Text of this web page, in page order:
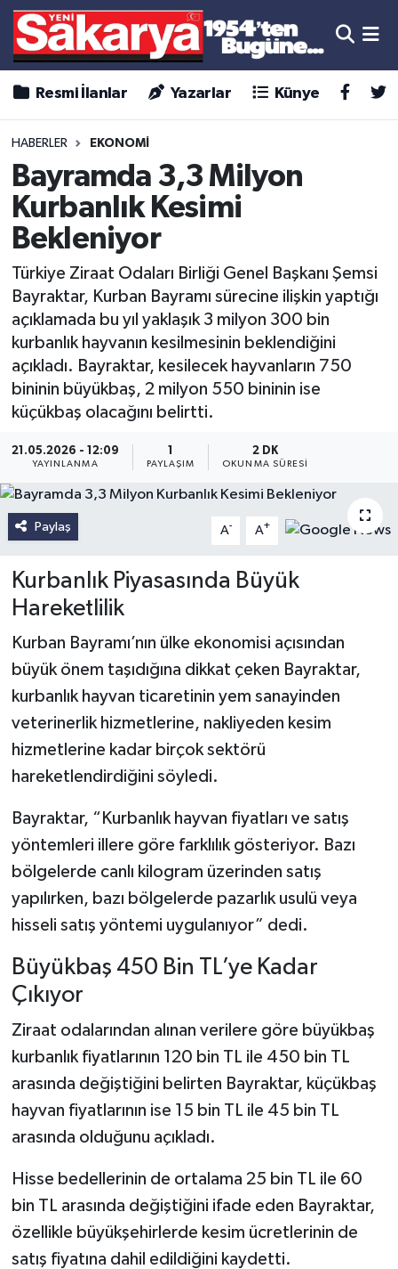
Resmi İlanlar Yazarlar Künye
HABERLER EKONOMİ
Bayramda 3,3 Milyon
Kurbanlık Kesimi
Bekleniyor
Türkiye Ziraat Odaları Birliği Genel Başkanı Şemsi
Bayraktar, Kurban Bayramı sürecine ilişkin yaptığı
açıklamada bu yıl yaklaşık 3 milyon 300 bin
kurbanlık hayvanın kesilmesinin beklendiğini
açıkladı. Bayraktar, kesilecek hayvanların 750
bininin büyükbaş, 2 milyon 550 bininin ise
küçükbaş olacağını belirtti.
21.05.2026 - 12:09
YAYINLANMA PAYLAŞIM
2 DK
OKUNMA SÜRESI
Paylaş A- A+
Kurbanlık Piyasasında Büyük
Hareketlilik
Kurban Bayramı’nın ülke ekonomisi açısından
büyük önem taşıdığına dikkat çeken Bayraktar,
kurbanlık hayvan ticaretinin yem sanayinden
veterinerlik hizmetlerine, nakliyeden kesim
hizmetlerine kadar birçok sektörü
hareketlendirdiğini söyledi.
Bayraktar, “Kurbanlık hayvan fiyatları ve satış
yöntemleri illere göre farklılık gösteriyor. Bazı
bölgelerde canlı kilogram üzerinden satış
yapılırken, bazı bölgelerde pazarlık usulü veya
hisseli satış yöntemi uygulanıyor” dedi.
Büyükbaş 450 Bin TL’ye Kadar
Çıkıyor
Ziraat odalarından alınan verilere göre büyükbaş
kurbanlık fiyatlarının 120 bin TL ile 450 bin TL
arasında değiştiğini belirten Bayraktar, küçükbaş
hayvan fiyatlarının ise 15 bin TL ile 45 bin TL
arasında olduğunu açıkladı.
Hisse bedellerinin de ortalama 25 bin TL ile 60
bin TL arasında değiştiğini ifade eden Bayraktar,
özellikle büyükşehirlerde kesim ücretlerinin de
satış fiyatına dahil edildiğini kaydetti.